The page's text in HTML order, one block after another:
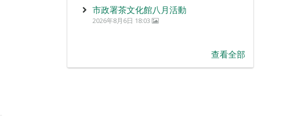
市政署茶文化館八月活動
2026年8月6日 18:03
查看全部